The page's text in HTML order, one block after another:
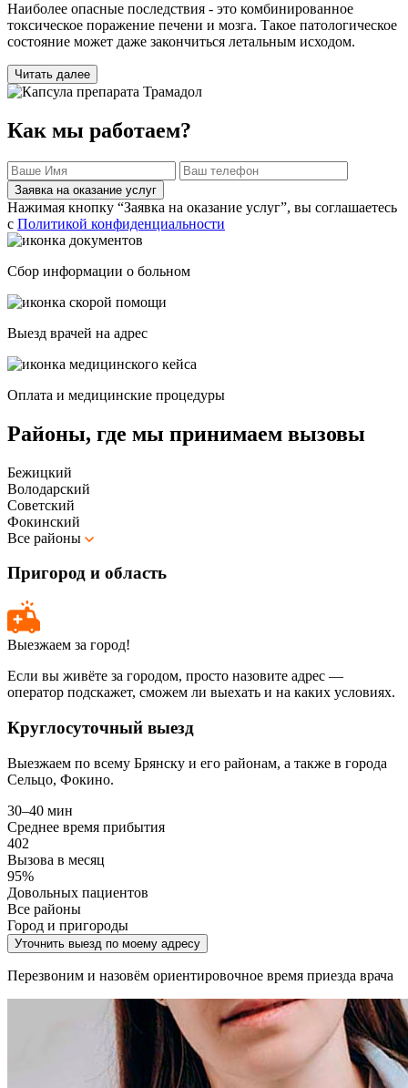
Наиболее опасные последствия - это комбинированное
токсическое поражение печени и мозга. Такое патологическое
состояние может даже закончиться летальным исходом.
Читать далее
Как мы работаем?
Заявка на оказание услуг
Нажимая кнопку “Заявка на оказание услуг”, вы соглашаетесь
с Политикой конфиденциальности
Сбор информации о больном
Выезд врачей на адрес
Оплата и медицинские процедуры
Районы, где мы принимаем вызовы
Бежицкий
Володарский
Советский
Фокинский
Все районы
Пригород и область
Выезжаем за город!
Если вы живёте за городом, просто назовите адрес —
оператор подскажет, сможем ли выехать и на каких условиях.
Круглосуточный выезд
Выезжаем по всему Брянску и его районам, а также в города
Сельцо, Фокино.
30–40 мин
Среднее время прибытия
402
Вызова в месяц
95%
Довольных пациентов
Все районы
Город и пригороды
Уточнить выезд по моему адресу
Перезвоним и назовём ориентировочное время приезда врача